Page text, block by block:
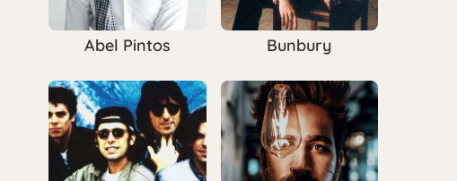
Abel Pintos Bunbury